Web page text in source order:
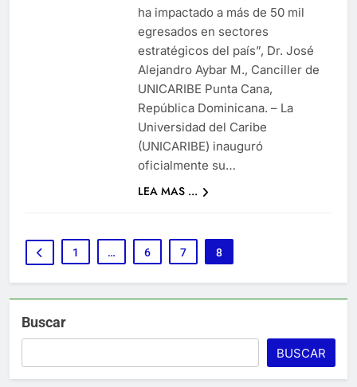
ha impactado a más de 50 mil
egresados en sectores
estratégicos del país”, Dr. José
Alejandro Aybar M., Canciller de
UNICARIBE Punta Cana,
República Dominicana. – La
Universidad del Caribe
(UNICARIBE) inauguró
oficialmente su…
LEA MAS ...
1 … 6 7 8
Buscar
BUSCAR